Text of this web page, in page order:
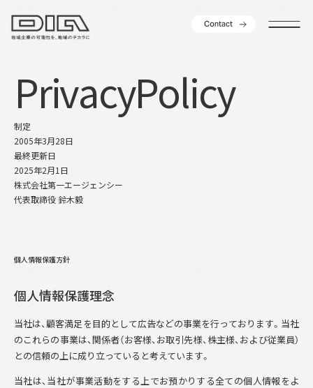
Contact
PrivacyPolicy
制定
2005年3月28日
最終更新日
2025年2月1日
株式会社第一エージェンシー
代表取締役 鈴木毅
個人情報保護方針
個人情報保護理念
当社は、顧客満足を目的として広告などの事業を行っております。当社
のこれらの事業は、関係者（お客様、お取引先様、株主様、および従業員）
との信頼の上に成り立っていると考えています。
当社は、当社が事業活動をする上でお預かりする全ての個人情報をよ